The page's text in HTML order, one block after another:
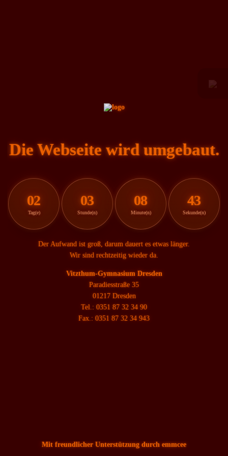
Die Webseite wird umgebaut.
02
Tag(e)
03
Stunde(n)
08
Minute(n)
43
Sekunde(n)
Der Aufwand ist groß, darum dauert es etwas länger.
Wir sind rechtzeitig wieder da.
Vitzthum-Gymnasium Dresden
Paradiesstraße 35
01217 Dresden
Tel.: 0351 87 32 34 90
Fax.: 0351 87 32 34 943
Mit freundlicher Unterstützung durch emmcee